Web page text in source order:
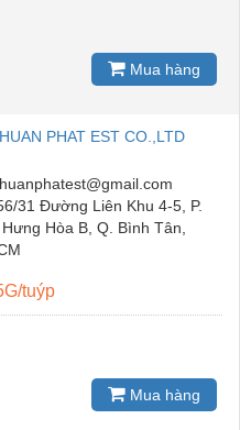
Mua hàng
PHAT EST CO.,LTD
31 Đường Liên Khu 4-5, P.
Hòa B, Q. Bình Tân,
tuýp
Mua hàng